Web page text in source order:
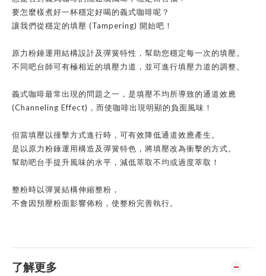
要怎麼樣煮好一杯穩定好喝的義式咖啡呢？
讓我們從穩定的填壓 (Tampering) 開始吧！
原力粉錘運用結構設計及彈簧特性，幫助您穩定每一次的填壓。
不同吧台師可有極相近的填壓力道，並可進行填壓力道的調整。
義式咖啡最常出現的問題之一，是填壓不均所導致的通道效應
(Channeling Effect) ，而使咖啡出現明顯的負面風味！
但當填壓以撞擊方式進行時，可有效降低通道效應產生。
是以原力粉錘運用構造及彈簧特色，將填壓改為衝擊的方式。
幫助吧台手提升風味的水平，減低萃取不均或過度萃取！
整粉時以彈簧結構伸縮整粉，
不會因預壓粉面影響佈粉，使整粉完善執行。
了解更多